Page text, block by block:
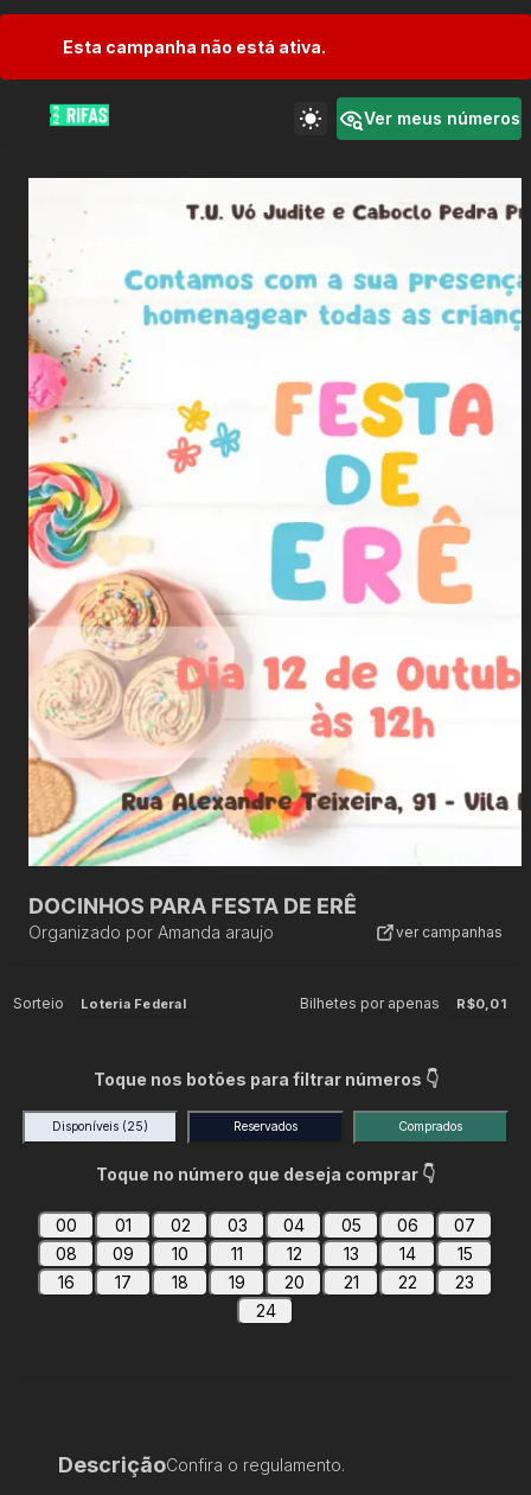
Esta campanha não está ativa.
Ver meus números
DOCINHOS PARA FESTA DE ERÊ
Organizado por Amanda araujo ver campanhas
Sorteio Loteria Federal Bilhetes por apenas R$0,01
Toque nos botões para filtrar números 👇
Disponíveis (25) Reservados Comprados
Toque no número que deseja comprar 👇
00 01 02 03 04 05 06
07
08
09 10 11 12 13 14
15
16
17 18 19 20 21 22
23
24
DescriçãoConfira o regulamento.